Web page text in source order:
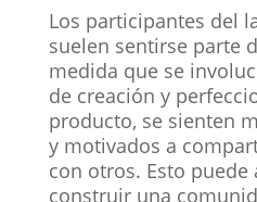
Los participantes del
suelen sentirse parte
medida que se
de creación y
producto, se sienten
y motivados a
con otros. Esto puede
construir una